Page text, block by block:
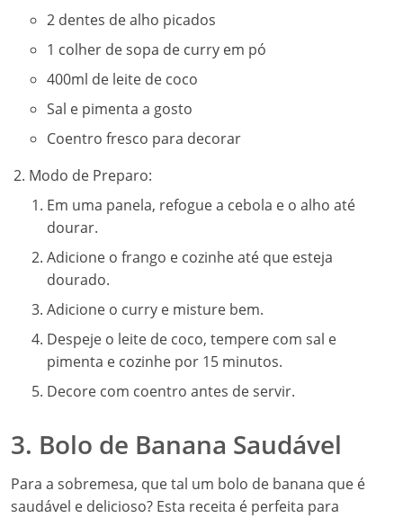
2 dentes de alho picados
1 colher de sopa de curry em pó
400ml de leite de coco
Sal e pimenta a gosto
Coentro fresco para decorar
Modo de Preparo:
Em uma panela, refogue a cebola e o alho até
dourar.
Adicione o frango e cozinhe até que esteja
dourado.
Adicione o curry e misture bem.
Despeje o leite de coco, tempere com sal e
pimenta e cozinhe por 15 minutos.
Decore com coentro antes de servir.
3. Bolo de Banana Saudável
Para a sobremesa, que tal um bolo de banana que é
saudável e delicioso? Esta receita é perfeita para